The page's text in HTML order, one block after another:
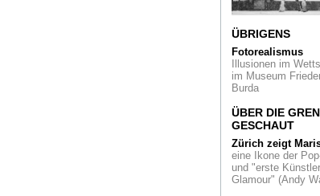
Art Déco-Plakate im
Kölner Kollwitz
Sechs Jahrzehnte
Eine Fotoschau in
Mies van der Rohe
Award2019 zeigt
Baukultur NRW im
Köln
ÜBRIGENS
Fotorealismus
Illusionen im
im Museum
Burda
ÜBER DIE
GESCHAUT
Zürich zeigt
eine Ikone der
und "erste
Glamour" (Andy